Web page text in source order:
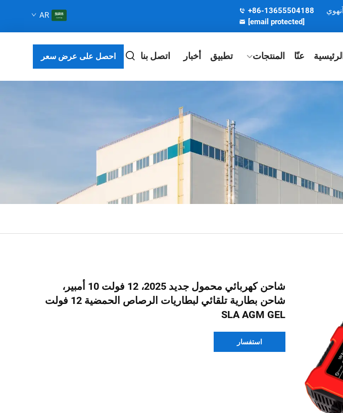
+86-13655504188
[email protected]
AR
عنّا المنتجات تطبيق أخبار اتصل بنا احصل على عرض سعر
شاحن كهربائي محمول جديد 2025، 12 فولت 10 أمبير،
شاحن بطارية تلقائي لبطاريات الرصاص الحمضية 12 فولت
SLA AGM GEL
استفسار